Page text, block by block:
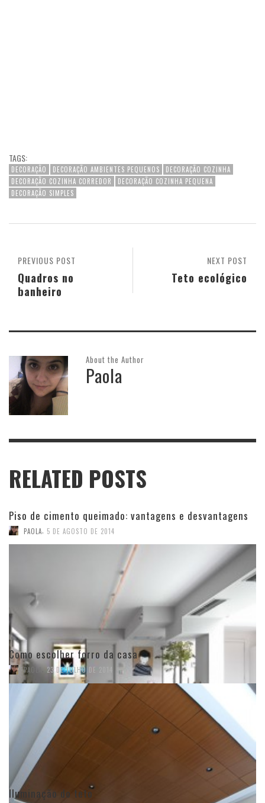
TAGS:
DECORAÇÃO DECORAÇÃO AMBIENTES PEQUENOS
DECORAÇÃO COZINHA
DECORAÇÃO COZINHA CORREDOR
DECORAÇÃO COZINHA PEQUENA
DECORAÇÃO SIMPLES
NEXT POST
Teto ecológico
PREVIOUS POST
Quadros no
banheiro
About the Author
Paola
RELATED POSTS
Piso de cimento queimado: vantagens e desvantagens
PAOLA 5 DE AGOSTO DE 2014
Como escolher forro da casa
PAOLA , 23 DE JULHO DE 2014
Iluminação do teto